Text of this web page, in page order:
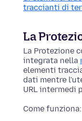
traccianti di
La
La Protezione
integrata nella
elementi
dati mentre
URL intermedi
Come funziona: